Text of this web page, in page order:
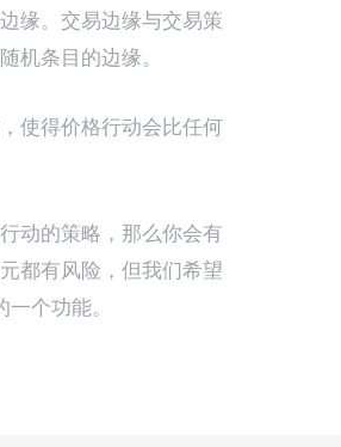
缘。交易边缘与交易策
机条目的边缘。
使得价格行动会比任何
动的策略，那么你会有
都有风险，但我们希望
个功能。